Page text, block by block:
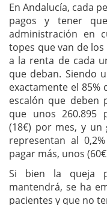
En Andalucía, cada
pagos y tener
administración en
topes que van de
a la renta de cada
que deban. Siendo
exactamente el
escalón que deben
que unos 260.895
(18€) por mes, y un
representan al
pagar más, unos
Si bien la queja
mantendrá, se ha
pacientes y que no